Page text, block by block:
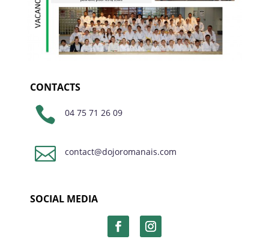
CONTACTS
 04 75 71 26 09
 contact@dojoromanais.com
SOCIAL MEDIA